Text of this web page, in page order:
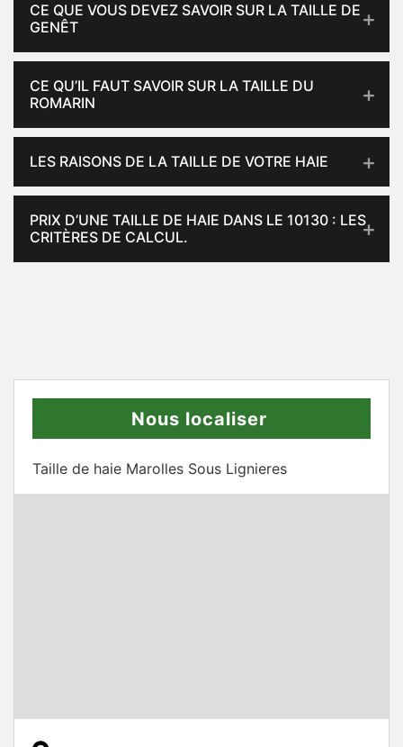
CE QUE VOUS DEVEZ SAVOIR SUR LA TAILLE DE
GENÊT
CE QU’IL FAUT SAVOIR SUR LA TAILLE DU
ROMARIN
LES RAISONS DE LA TAILLE DE VOTRE HAIE
PRIX D’UNE TAILLE DE HAIE DANS LE 10130 : LES
CRITÈRES DE CALCUL.
Nous localiser
Taille de haie Marolles Sous Lignieres